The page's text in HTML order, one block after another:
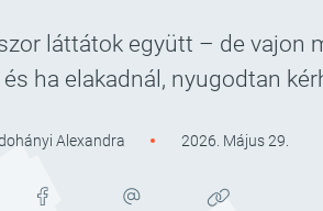
láttátok együtt – de vajon
ha elakadnál, nyugodtan
Alexandra 2026. Május 29.